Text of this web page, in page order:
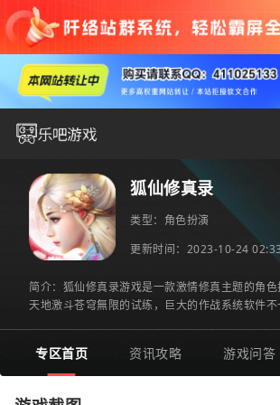
狐仙修真录
类型： 角色扮演
更新时间：2023-10-24 02:33
简介：狐仙修真录游戏是一款激情修真主题的角
天地激斗苍穹無限的试练，巨大的作战系统软件不
专区首页 资讯攻略 游戏问答